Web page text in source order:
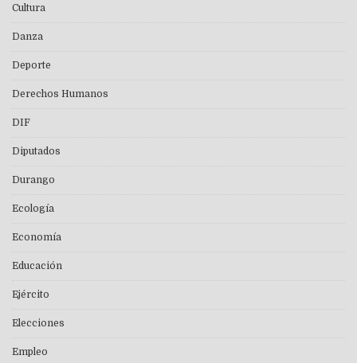
Cultura
Danza
Deporte
Derechos Humanos
DIF
Diputados
Durango
Ecología
Economía
Educación
Ejército
Elecciones
Empleo